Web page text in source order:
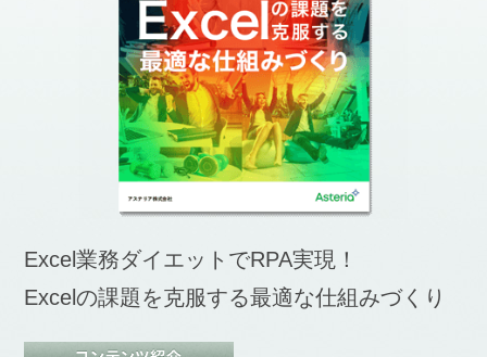
Excel業務ダイエットでRPA実現！
Excelの課題を克服する最適な仕組みづくり